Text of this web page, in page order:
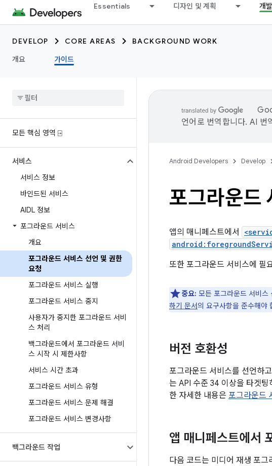
Essentials 디자인 및 계획 개발
DEVELOP CORE AREAS
BACKGROUND WORK
개요
가이드
모든 핵심 영역 ⍈
서비스
서비스 정보
바인드된 서비스
AIDL 정보
포그라운드 서비스
개요
포그라운드 서비스 선언 및 권한
요청
포그라운드 서비스 실행
포그라운드 서비스 중지
사용자가 중지한 포그라운드 서비
스 처리
백그라운드에서 포그라운드 서비
스 시작 시 제한사항
서비스 시간 초과
포그라운드 서비스 유형
포그라운드 서비스 문제 해결
포그라운드 서비스 변경사항
백그라운드 작업
언어로 번역합니다. AI 번
Android Developers Develop
포그라운드
앱의 매니페스트에서
또한 포그라운드 서비스에 필
중요: 모든 포그라운드 서비스
하기 문서의 요구사항을 준수해야
버전 호환성
포그라운드 서비스를 선언하
는 API 수준 34 이상을 타겟
한 자세한 내용은 포그라운드
앱 매니페스트에서
다음 코드는 미디어 재생 포